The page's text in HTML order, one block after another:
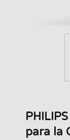
para la